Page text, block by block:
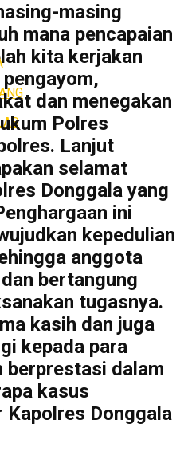
masing
mana pencapaian
kita kerjakan
dan menegakan
Polres
Lanjut
selamat
Donggala yang
ini
kepedulian
anggota
bertangung
tugasnya.
kasih dan juga
kepada para
berprestasi dalam
kasus
Kapolres Donggala